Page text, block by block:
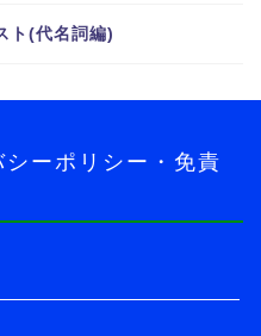
ト(代名詞編)
ーポリシー・免責
語の世界へようこ